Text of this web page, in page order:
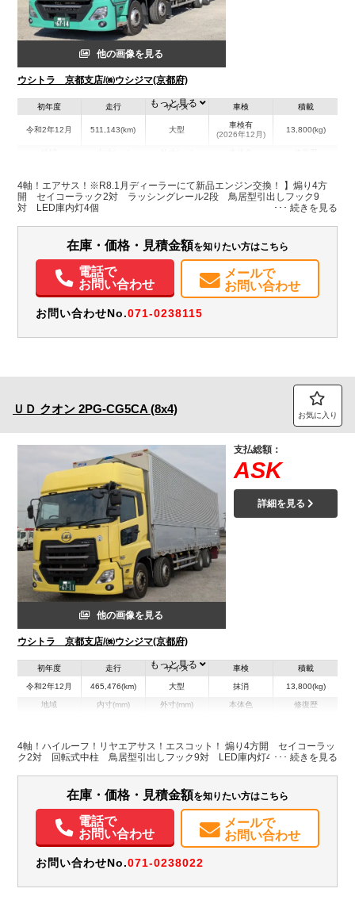
他の画像を見る
ウシトラ 京都支店/㈱ウシジマ(京都府)
初年度
令和2年12月
走行
511,143(km)
サイズ
大型
車検
車検有
(2026年12月)
積載
13,800(kg)
京都府
W:2,405
H:2,650
- 無
もっと見る
4軸！エアサス！※R8.1月ディーラーにて新品エンジン交換！ 】煽り4方
開 セイコーラック2対 ラッシングレール2段 鳥居型引出しフック9
対 LED庫内灯4個
在庫・価格・見積金額を知りたい方はこちら
電話で
お問い合わせ
メールで
お問い合わせ
お問い合わせNo.071-0238115
ＵＤ クオン 2PG-CG5CA (8x4) お気に入り
他の画像を見る
ウシトラ 京都支店/㈱ウシジマ(京都府)
支払総額：
ASK
詳細を見る
初年度
令和2年12月
走行
465,476(km)
サイズ
大型
車検
抹消
積載
13,800(kg)
地域 内寸(mm)
H:2,650
外寸(mm) 本体色 修復歴
もっと見る
4軸！ハイルーフ！リヤエアサス！エスコット！ 煽り4方開 セイコーラッ
ク2対 回転式中柱 鳥居型引出しフック9対 LED庫内灯4個
在庫・価格・見積金額を知りたい方はこちら
電話で
お問い合わせ
メールで
お問い合わせ
お問い合わせNo.071-0238022